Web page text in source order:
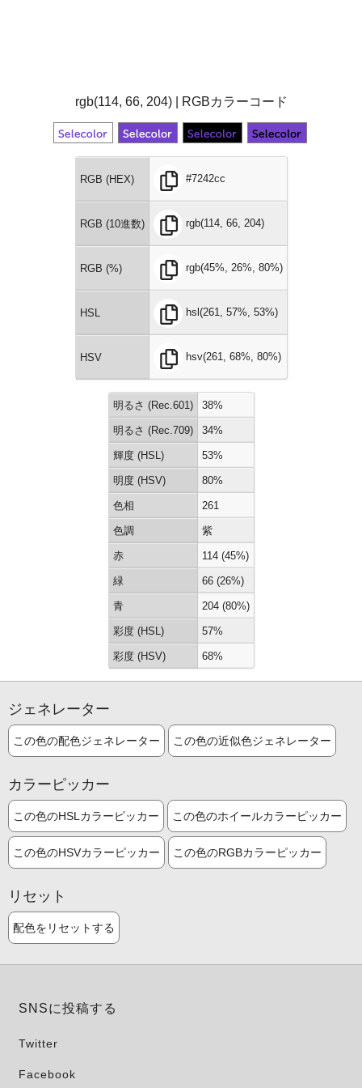
rgb(114, 66, 204) | RGBカラーコード
RGB (HEX) #7242cc
RGB (10進数) rgb(114, 66, 204)
RGB (%) rgb(45%, 26%, 80%)
HSL hsl(261, 57%, 53%)
HSV hsv(261, 68%, 80%)
明るさ (Rec.601) 38%
明るさ (Rec.709) 34%
輝度 (HSL) 53%
明度 (HSV) 80%
色相 261
色調 紫
赤 114 (45%)
緑 66 (26%)
青 204 (80%)
彩度 (HSL) 57%
彩度 (HSV) 68%
ジェネレーター
この色の配色ジェネレーター この色の近似色ジェネレーター
カラーピッカー
この色のHSLカラーピッカー この色のホイールカラーピッカー
この色のHSVカラーピッカー この色のRGBカラーピッカー
リセット
配色をリセットする
SNSに投稿する
Twitter
Facebook